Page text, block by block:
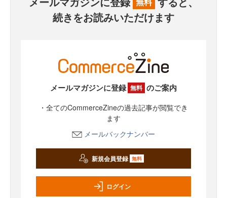
続きをお読みいただけます
メールマガジンに登録 無料 のご案内
・全てのCommerceZineの過去記事が閲覧でき
ます
メールバックナンバー
新規会員登録 無料
ログイン